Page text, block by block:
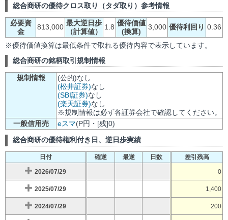
総合商研の優待クロス取り（タダ取り）参考情報
必要資
金
813,000 最大逆日歩
（計算値）
1.8 優待価値
(換算)
3,000 優待利回り 0.36
※優待価値換算は最低条件で取れる優待内容で表示しています。
総合商研の銘柄取引規制情報
規制情報
(公的)なし
(松井証券)なし
(SBI証券)なし
(楽天証券)なし
※規制情報は必ず各証券会社で確認してください。
一般信用売
eスマ(P円・[残]0)
総合商研の優待権利付き日、逆日歩実績
日付 確逆 最逆 日数 差引残高
2026/07/29 0
2025/07/29 1,400
2024/07/29 200